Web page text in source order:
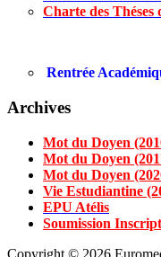
Charte des Théses
Rentrée
Archives
Mot du Doyen
Mot du Doyen
Mot du Doyen
Vie Estudiantine
EPU Atélìs
Soumission
Copyright © 2026